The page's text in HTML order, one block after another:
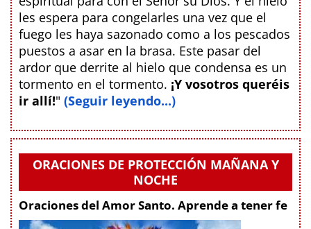
les espera para congelarles una vez que el
fuego les haya sazonado como a los pescados
puestos a asar en la brasa. Este pasar del
ardor que derrite al hielo que condensa es un
tormento en el tormento. ¡Y vosotros queréis
ir allí!" (Seguir leyendo...)
ORACIONES DE PROTECCIÓN MAÑANA Y
NOCHE
Oraciones del Amor Santo. Aprende a tener fe